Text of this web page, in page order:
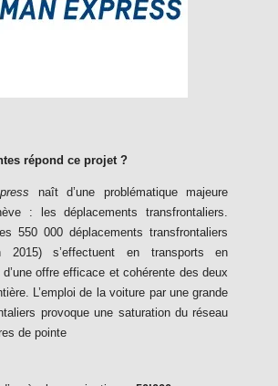
répond ce projet ?
naît d’une problématique majeure
: les déplacements transfrontaliers.
550 000 déplacements transfrontaliers
2015) s’effectuent en transports en
offre efficace et cohérente des deux
L’emploi de la voiture par une grande
provoque une saturation du réseau
de pointe